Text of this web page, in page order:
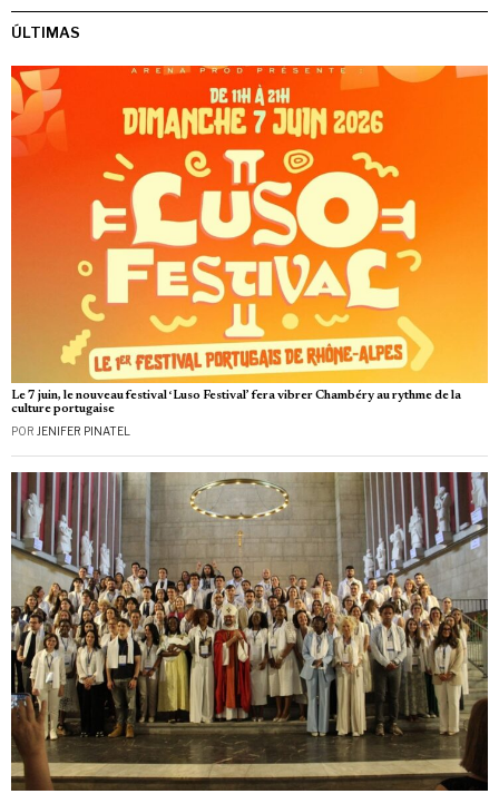
ÚLTIMAS
Le 7 juin, le nouveau festival ‘Luso Festival’ fera vibrer Chambéry au rythme de la
culture portugaise
POR JENIFER PINATEL